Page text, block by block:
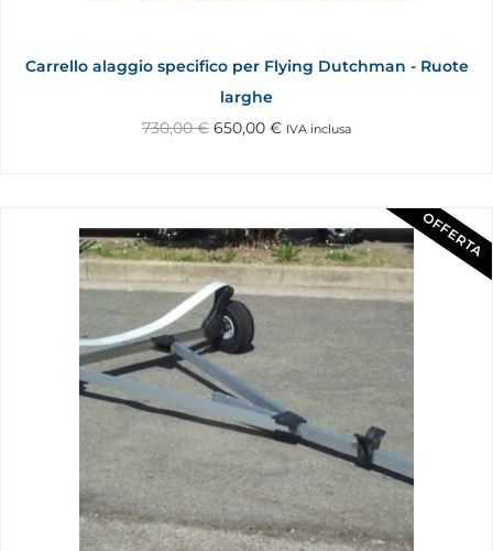
Carrello alaggio specifico per Flying Dutchman - Ruote
larghe
730,00€ 650,00 € IVA inclusa
OFFERTA